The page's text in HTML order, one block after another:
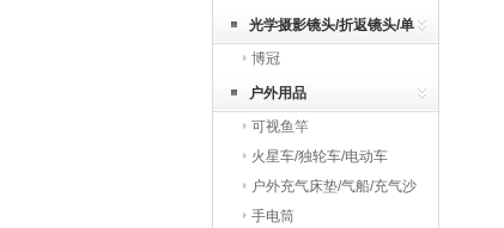
光学摄影镜头/折返镜头/单
反镜头
博冠
户外用品
可视鱼竿
火星车/独轮车/电动车
户外充气床垫/气船/充气沙
发手电筒